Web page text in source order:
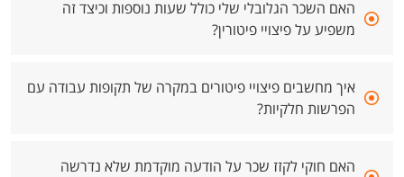
האם השכר הגלובלי שלי כולל שעות נוספות וכיצד זה
משפיע על פיצויי פיטורין?
איך מחשבים פיצויי פיטורים במקרה של תקופות עבודה עם
הפרשות חלקיות?
האם חוקי לקזז שכר על הודעה מוקדמת שלא נדרשה